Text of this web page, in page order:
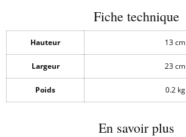
Fiche technique
Hauteur 13 cm
Largeur 23 cm
Poids 0.2 kg
En savoir plus